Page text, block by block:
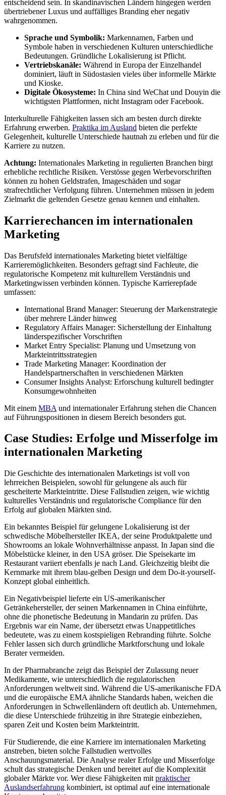
entscheidend sein. In skandinavischen Ländern hingegen werden
übertriebener Luxus und auffälliges Branding eher negativ
wahrgenommen.
Sprache und Symbolik: Markennamen, Farben und
Symbole haben in verschiedenen Kulturen unterschiedliche
Bedeutungen. Gründliche Lokalisierung ist Pflicht.
Vertriebskanäle: Während in Europa der Einzelhandel
dominiert, läuft in Südostasien vieles über informelle Märkte
und Kioske.
Digitale Ökosysteme: In China sind WeChat und Douyin die
wichtigsten Plattformen, nicht Instagram oder Facebook.
Interkulturelle Fähigkeiten lassen sich am besten durch direkte
Erfahrung erwerben. Praktika im Ausland bieten die perfekte
Gelegenheit, kulturelle Unterschiede hautnah zu erleben und für die
Karriere zu nutzen.
Achtung: Internationales Marketing in regulierten Branchen birgt
erhebliche rechtliche Risiken. Verstösse gegen Werbevorschriften
können zu hohen Geldstrafen, Imageschäden und sogar
strafrechtlicher Verfolgung führen. Unternehmen müssen in jedem
Zielmarkt die geltenden Gesetze genau kennen und einhalten.
Karrierechancen im internationalen
Marketing
Das Berufsfeld internationales Marketing bietet vielfältige
Karrieremöglichkeiten. Besonders gefragt sind Fachleute, die
regulatorische Kompetenz mit kulturellem Verständnis und
Marketingwissen verbinden können. Typische Karrierepfade
umfassen:
International Brand Manager: Steuerung der Markenstrategie
über mehrere Länder hinweg
Regulatory Affairs Manager: Sicherstellung der Einhaltung
länderspezifischer Vorschriften
Market Entry Specialist: Planung und Umsetzung von
Markteintrittsstrategien
Trade Marketing Manager: Koordination der
Handelspartnerschaften in verschiedenen Märkten
Consumer Insights Analyst: Erforschung kulturell bedingter
Konsumgewohnheiten
Mit einem MBA und internationaler Erfahrung stehen die Chancen
auf Führungspositionen in diesem Bereich besonders gut.
Case Studies: Erfolge und Misserfolge im
internationalen Marketing
Die Geschichte des internationalen Marketings ist voll von
lehrreichen Beispielen, sowohl für gelungene als auch für
gescheiterte Markteintritte. Diese Fallstudien zeigen, wie wichtig
kulturelles Verständnis und regulatorische Compliance für den
Erfolg auf globalen Märkten sind.
Ein bekanntes Beispiel für gelungene Lokalisierung ist der
schwedische Möbelhersteller IKEA, der seine Produktpalette und
Showrooms an lokale Wohnverhältnisse anpasst. In Japan sind die
Möbelstücke kleiner, in den USA gröser. Die Speisekarte im
Restaurant variiert ebenfalls je nach Land. Gleichzeitig bleibt die
Kernmarke mit ihrem blau-gelben Design und dem Do-it-yourself-
Konzept global einheitlich.
Ein Negativbeispiel lieferte ein US-amerikanischer
Getränkehersteller, der seinen Markennamen in China einführte,
ohne die phonetische Bedeutung in Mandarin zu prüfen. Das
Ergebnis war ein Name, der übersetzt etwas Unappetitliches
bedeutete, was zu einem kostspieligen Rebranding führte. Solche
Fehler lassen sich durch gründliche Marktforschung und lokale
Berater vermeiden.
In der Pharmabranche zeigt das Beispiel der Zulassung neuer
Medikamente, wie unterschiedlich die regulatorischen
Anforderungen weltweit sind. Während die US-amerikanische FDA
und die europäische EMA ähnliche Standards haben, weichen die
Anforderungen in Schwellenländern oft deutlich ab. Unternehmen,
die diese Unterschiede frühzeitig in ihre Strategie einbeziehen,
sparen Zeit und Kosten beim Markteintritt.
Für Studierende, die eine Karriere im internationalen Marketing
anstreben, bieten solche Fallstudien wertvolles
Anschauungsmaterial. Die Analyse realer Erfolge und Misserfolge
schult das strategische Denken und bereitet auf die Komplexität
globaler Märkte vor. Wer diese Fähigkeiten mit praktischer
Auslandserfahrung kombiniert, ist optimal auf eine internationale